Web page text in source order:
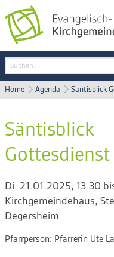
Home Agenda Säntisblick
Säntisblick
Gottesdienst
Di. 21.01.2025, 13.30
Kirchgemeindehaus,
Degersheim
Pfarrperson: Pfarrerin Ute